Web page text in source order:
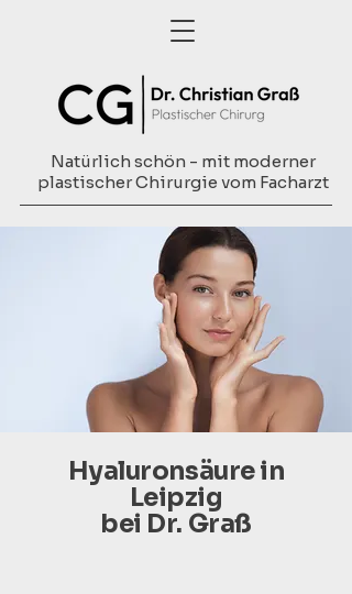
Natürlich schön - mit moderner
plastischer Chirurgie vom Facharzt
Hyaluronsäure in
Leipzig
bei Dr. Graß